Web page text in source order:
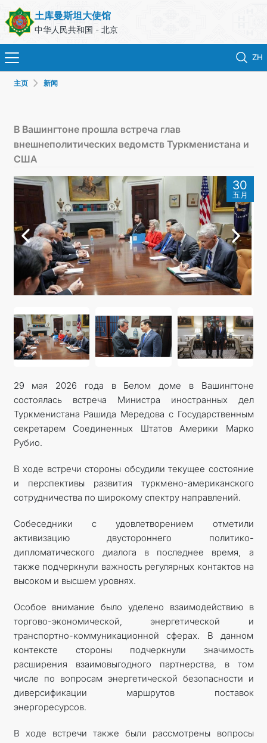
土库曼斯坦大使馆
中华人民共和国 - 北京
ZH
土库曼斯坦
领事服务
外交部
联系我们
主页 新闻
В Вашингтоне прошла встреча глав
внешнеполитических ведомств Туркменистана и
США
30
五月
29 мая 2026 года в Белом доме в Вашингтоне
состоялась встреча Министра иностранных дел
Туркменистана Рашида Мередова с Государственным
секретарем Соединенных Штатов Америки Марко
Рубио.
В ходе встречи стороны обсудили текущее состояние
и перспективы развития туркмено-американского
сотрудничества по широкому спектру направлений.
Собеседники с удовлетворением отметили
активизацию двустороннего политико-
дипломатического диалога в последнее время, а
также подчеркнули важность регулярных контактов на
высоком и высшем уровнях.
Особое внимание было уделено взаимодействию в
торгово-экономической, энергетической и
транспортно-коммуникационной сферах. В данном
контексте стороны подчеркнули значимость
расширения взаимовыгодного партнерства, в том
числе по вопросам энергетической безопасности и
диверсификации маршрутов поставок
энергоресурсов.
В ходе встречи также были рассмотрены вопросы